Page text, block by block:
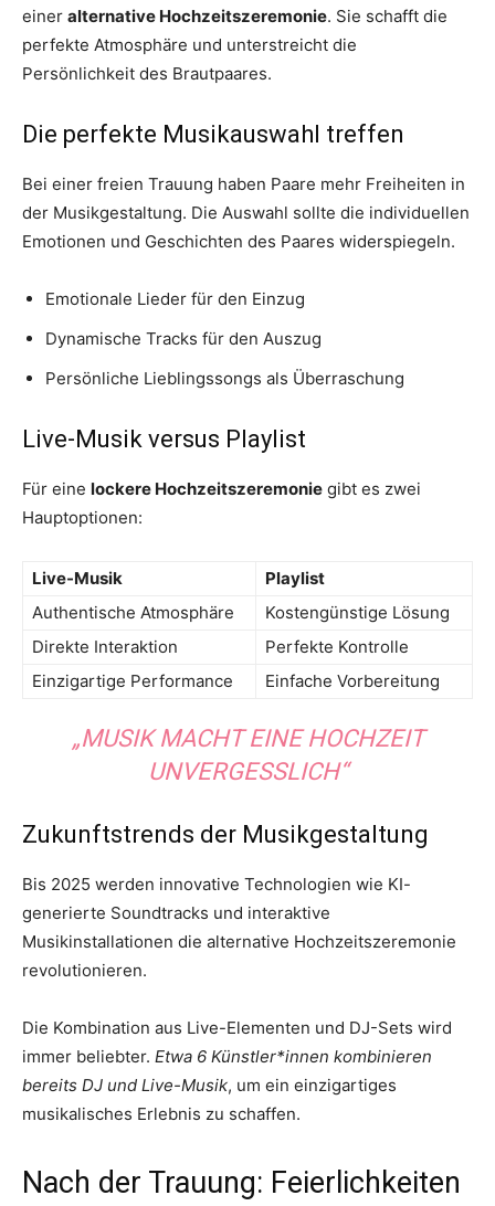
einer alternative Hochzeitszeremonie. Sie schafft die
perfekte Atmosphäre und unterstreicht die
Persönlichkeit des Brautpaares.
Die perfekte Musikauswahl treffen
Bei einer freien Trauung haben Paare mehr Freiheiten in
der Musikgestaltung. Die Auswahl sollte die individuellen
Emotionen und Geschichten des Paares widerspiegeln.
Emotionale Lieder für den Einzug
Dynamische Tracks für den Auszug
Persönliche Lieblingssongs als Überraschung
Live-Musik versus Playlist
Für eine lockere Hochzeitszeremonie gibt es zwei
Hauptoptionen:
Live-Musik
Playlist
Authentische Atmosphäre
Kostengünstige Lösung
Direkte Interaktion
Perfekte Kontrolle
Einzigartige Performance
Einfache Vorbereitung
„MUSIK MACHT EINE HOCHZEIT
UNVERGESSLICH“
Zukunftstrends der Musikgestaltung
Bis 2025 werden innovative Technologien wie KI-
generierte Soundtracks und interaktive
Musikinstallationen die alternative Hochzeitszeremonie
revolutionieren.
Die Kombination aus Live-Elementen und DJ-Sets wird
immer beliebter. Etwa 6 Künstler*innen kombinieren
bereits DJ und Live-Musik, um ein einzigartiges
musikalisches Erlebnis zu schaffen.
Nach der Trauung: Feierlichkeiten